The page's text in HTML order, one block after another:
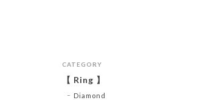
CATEGORY
【 Ring 】
Diamond